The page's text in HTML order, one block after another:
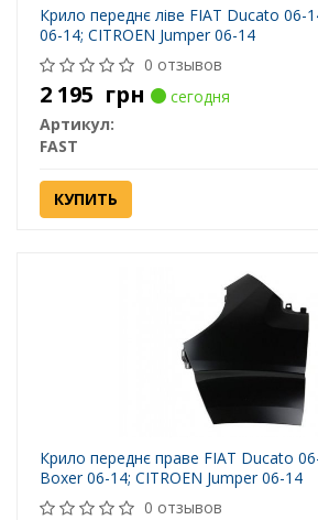
Крило переднє ліве FIAT Ducato 06-
06-14; CITROEN Jumper 06-14
0 отзывов
2 195 грн
сегодня
Артикул:
FAST
КУПИТЬ
Крило переднє праве FIAT Ducato
Boxer 06-14; CITROEN Jumper 06-14
0 отзывов